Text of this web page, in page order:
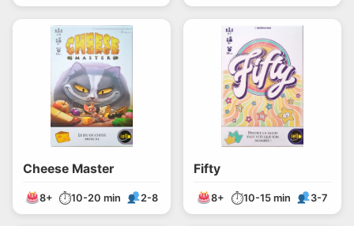
Cheese Master
8+ ⏱10-20 min 2-8
Fifty
8+ ⏱10-15 min 3-7